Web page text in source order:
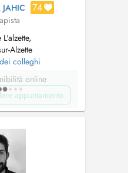
74
Alzette
colleghi
online
appuntamento